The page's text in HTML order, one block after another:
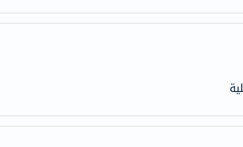
anua
planet-